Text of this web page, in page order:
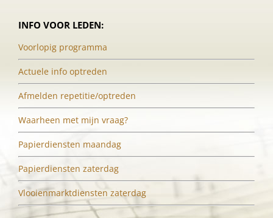
INFO VOOR LEDEN:
Voorlopig programma
Actuele info optreden
Afmelden repetitie/optreden
Waarheen met mijn vraag?
Papierdiensten maandag
Papierdiensten zaterdag
Vlooienmarktdiensten zaterdag